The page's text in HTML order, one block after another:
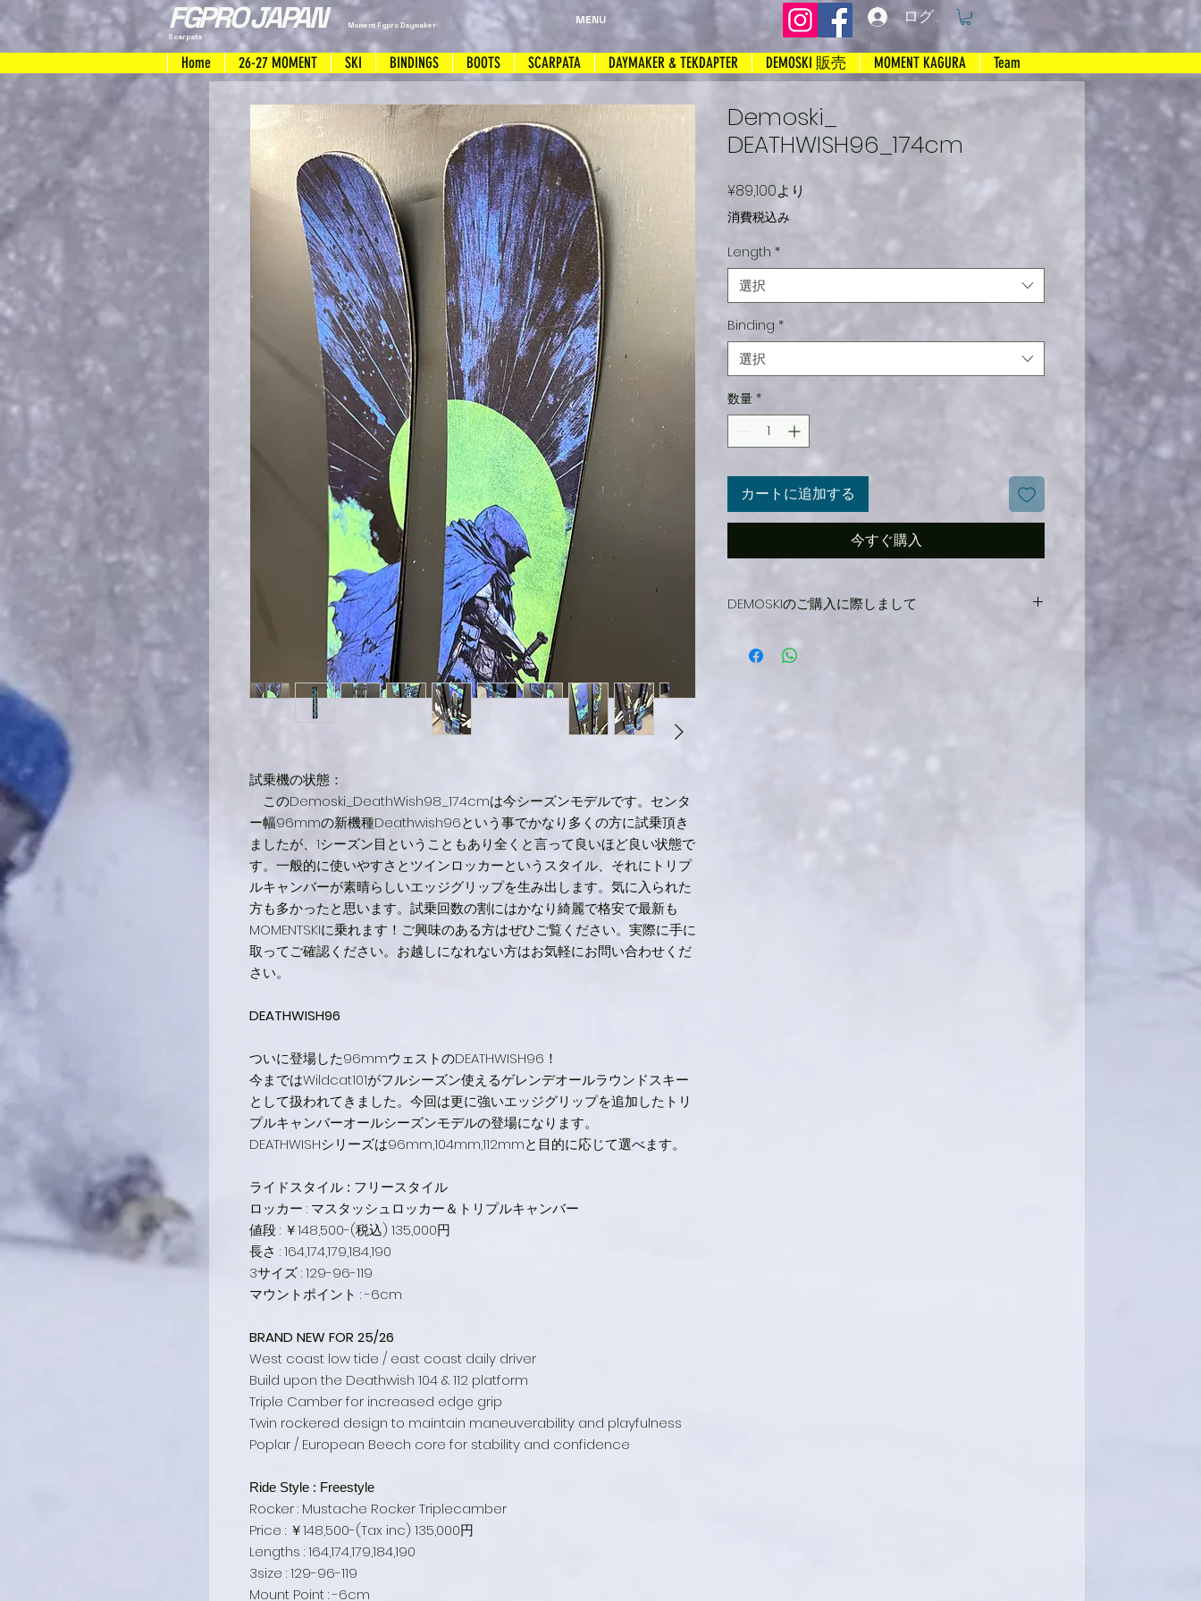
FGPRO JAPAN
Moment Fgpro Daymaker
Scarpata
MENU ログイン
Home 26-27 MOMENT SKI BINDINGS BOOTS SCARPATA DAYMAKER & TEKDAPTER DEMOSKI 販売 MOMENT KAGURA Team
試乗機の状態：
このDemoski_DeathWish98_174cmは今シーズンモデルです。センタ
ー幅96mmの新機種Deathwish96という事でかなり多くの方に試乗頂き
ましたが、1シーズン目ということもあり全くと言って良いほど良い状態で
す。一般的に使いやすさとツインロッカーというスタイル、それにトリプ
ルキャンバーが素晴らしいエッジグリップを生み出します。気に入られた
方も多かったと思います。試乗回数の割にはかなり綺麗で格安で最新も
MOMENTSKIに乗れます！ご興味のある方はぜひご覧ください。実際に手に
取ってご確認ください。お越しになれない方はお気軽にお問い合わせくだ
さい。
DEATHWISH96
ついに登場した96mmウェストのDEATHWISH96！
今まではWildcat101がフルシーズン使えるゲレンデオールラウンドスキー
として扱われてきました。今回は更に強いエッジグリップを追加したトリ
プルキャンバーオールシーズンモデルの登場になります。
DEATHWISHシリーズは96mm,104mm,112mmと目的に応じて選べます。
ライドスタイル : フリースタイル
ロッカー : マスタッシュロッカー＆トリプルキャンバー
値段 : ￥148,500-(税込) 135,000円
長さ : 164,174,179,184,190
3サイズ : 129-96-119
マウントポイント : -6cm
BRAND NEW FOR 25/26
West coast low tide / east coast daily driver
Build upon the Deathwish 104 & 112 platform
Triple Camber for increased edge grip
Twin rockered design to maintain maneuverability and playfulness
Poplar / European Beech core for stability and confidence
Ride Style : Freestyle
Rocker : Mustache Rocker Triplecamber
Price : ￥148,500-(Tax inc) 135,000円
Lengths : 164,174,179,184,190
3size : 129-96-119
Mount Point : -6cm
Demoski_
DEATHWISH96_174cm
¥89,100より
消費税込み
Length *
選択
Binding *
選択
数量 *
カートに追加する
今すぐ購入
DEMOSKIのご購入に際しまして
不良以外の保証はありません。通常ご使用頂けます